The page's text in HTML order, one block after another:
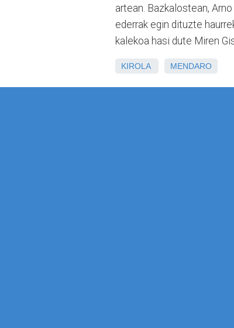
artean. Bazkalostean,
ederrak egin dituzte
kalekoa hasi dute Miren
KIROLA MENDARO